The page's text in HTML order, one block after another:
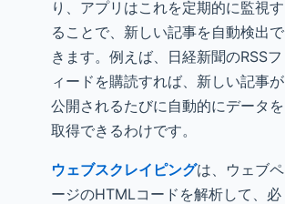
り、アプリはこれを定期的に監視す
ることで、新しい記事を自動検出で
きます。例えば、日経新聞のRSSフ
ィードを購読すれば、新しい記事が
公開されるたびに自動的にデータを
取得できるわけです。
ウェブスクレイピングは、ウェブペ
ージのHTMLコードを解析して、必